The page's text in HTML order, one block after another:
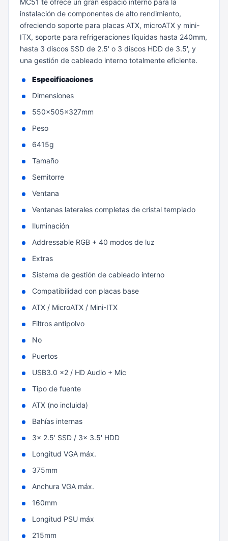
MC51 te ofrece un gran espacio interno para la
instalación de componentes de alto rendimiento,
ofreciendo soporte para placas ATX, microATX y mini-
ITX, soporte para refrigeraciones líquidas hasta 240mm,
hasta 3 discos SSD de 2.5' o 3 discos HDD de 3.5', y
una gestión de cableado interno totalmente eficiente.
Especificaciones
Dimensiones
550x505x327mm
Peso
6415g
Tamaño
Semitorre
Ventana
Ventanas laterales completas de cristal templado
Iluminación
Addressable RGB + 40 modos de luz
Extras
Sistema de gestión de cableado interno
Compatibilidad con placas base
ATX / MicroATX / Mini-ITX
Filtros antipolvo
No
Puertos
USB3.0 x2 / HD Audio + Mic
Tipo de fuente
ATX (no incluida)
Bahías internas
3x 2.5' SSD / 3x 3.5' HDD
Longitud VGA máx.
375mm
Anchura VGA máx.
160mm
Longitud PSU máx
215mm